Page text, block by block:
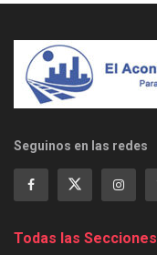
Seguinos en las redes
Todas las Secciones